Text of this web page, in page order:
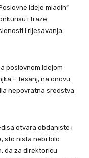
ideje mladih“
i traze
i rijesavanja
poslovnom idejom
– Tesanj, na onovu
nepovratna sredstva
otvara obdaniste i
sto nista nebi bilo
da za direktoricu